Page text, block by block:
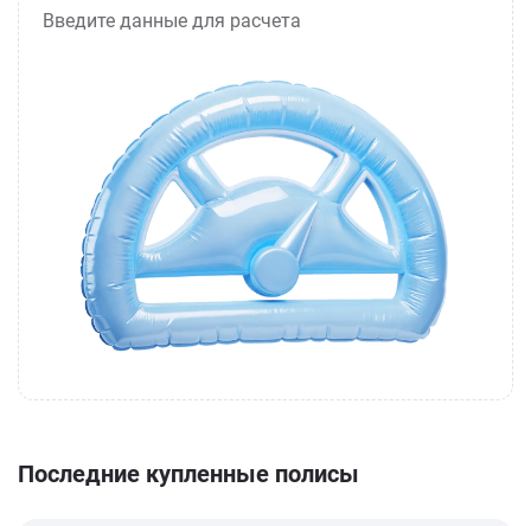
Введите данные для расчета
Последние купленные полисы